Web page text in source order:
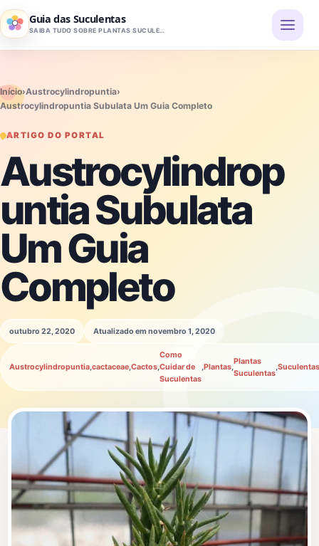
Pular para o conteúdo
Guia das Suculentas
SAIBA TUDO SOBRE PLANTAS SUCULENTAS
Início›Austrocylindropuntia›
Austrocylindropuntia Subulata Um Guia Completo
ARTIGO DO PORTAL
Austrocylindrop
untia Subulata
Um Guia
Completo
outubro 22, 2020 Atualizado em novembro 1, 2020
Austrocylindropuntia,cactaceae,Cactos,
Como
Cuidar de
Suculentas
,Plantas,
Plantas
Suculentas
,Suculentas